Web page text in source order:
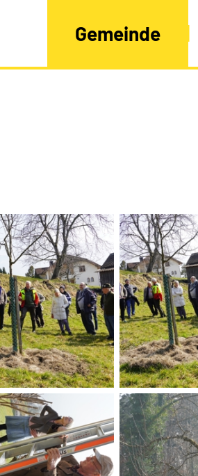
Gemeinde